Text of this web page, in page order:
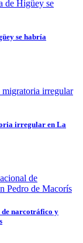
se habría
irregular en La
de narcotráfico y